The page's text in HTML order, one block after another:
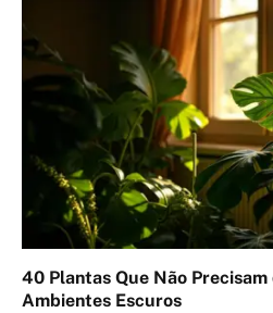
40 Plantas Que Não
Ambientes Escuros